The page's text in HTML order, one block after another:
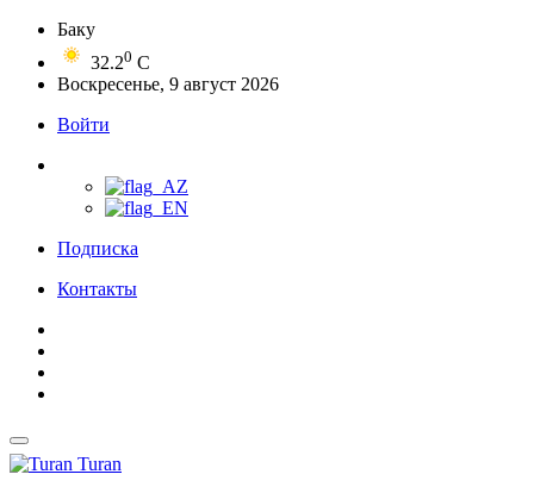
Баку
32.20 C
Воскресенье, 9 август 2026
Войти
Подписка
Контакты
Turan